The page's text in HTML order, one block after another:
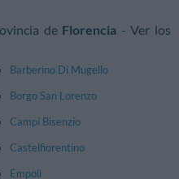
de Florencia - Ver los
Barberino Di Mugello
Borgo San Lorenzo
Campi Bisenzio
Castelfiorentino
Empoli